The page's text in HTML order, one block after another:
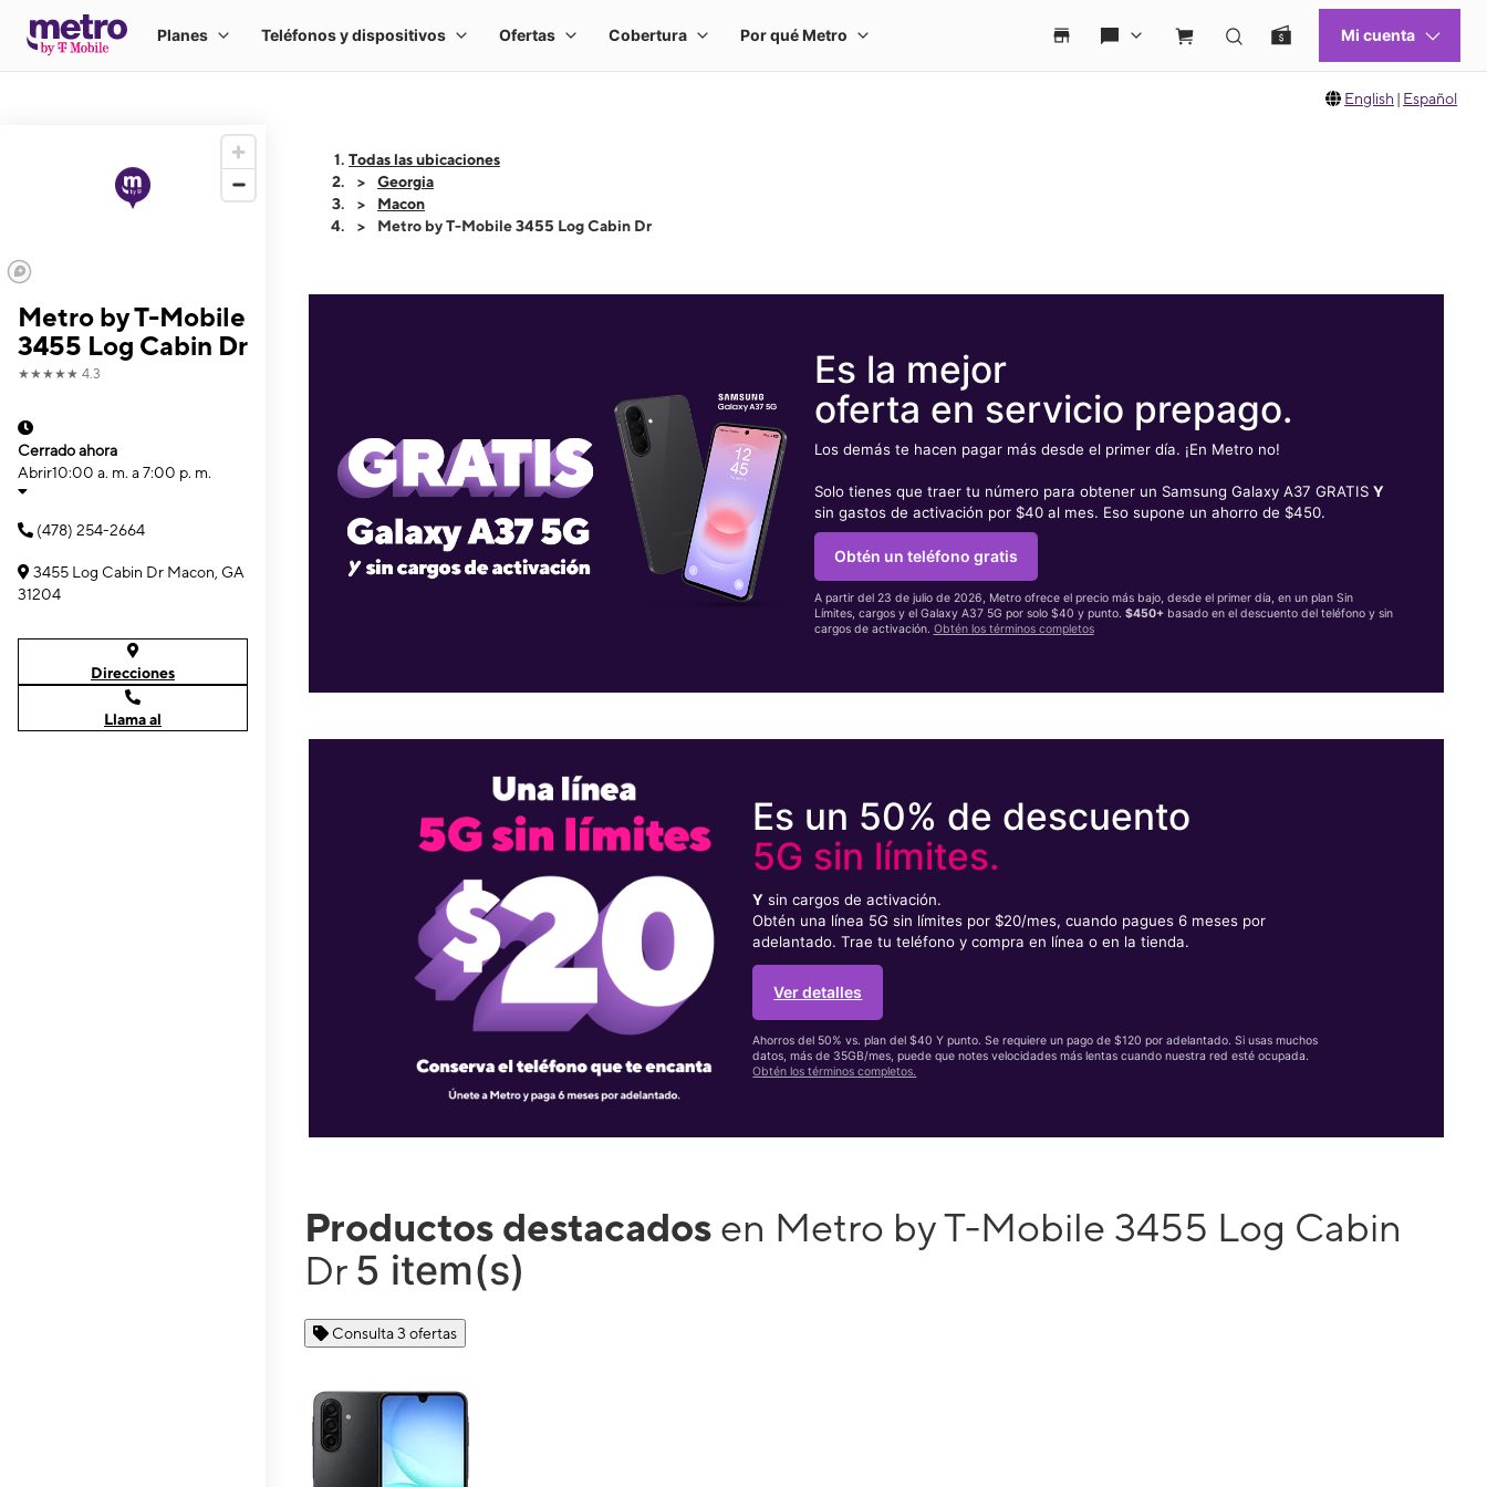
English | Español
Metro by T-Mobile
3455 Log Cabin Dr
★★★★★ 4.3
Cerrado ahora
Abrir10:00 a. m. a 7:00 p. m.
(478) 254-2664
3455 Log Cabin Dr Macon, GA
31204
Direcciones
Llama al
Todas las ubicaciones
Georgia
Macon
Metro by T-Mobile 3455 Log Cabin Dr
Es la mejor
oferta en servicio prepago.
Los demás te hacen pagar más desde el primer día. ¡En Metro no!
Solo tienes que traer tu número para obtener un Samsung Galaxy A37 GRATIS Y
sin gastos de activación por $40 al mes. Eso supone un ahorro de $450.
Obtén un teléfono gratis
A partir del 23 de julio de 2026, Metro ofrece el precio más bajo, desde el primer día, en un plan Sin
Límites, cargos y el Galaxy A37 5G por solo $40 y punto. $450+basado en el descuento del teléfono y sin
cargos de activación. Obtén los términos completos
Es un 50% de descuento
5G sin límites.
Y sin cargos de activación.
Obtén una línea 5G sin límites por $20/mes, cuando pagues 6 meses por
adelantado. Trae tu teléfono y compra en línea o en la tienda.
Ver detalles
Ahorros del 50% vs. plan del $40 Y punto. Se requiere un pago de $120 por adelantado. Si usas muchos
datos, más de 35GB/mes, puede que notes velocidades más lentas cuando nuestra red esté ocupada.
Obtén los términos completos.
Productos destacados en Metro by T-Mobile 3455 Log Cabin
Dr 5 item(s)
Consulta 3 ofertas